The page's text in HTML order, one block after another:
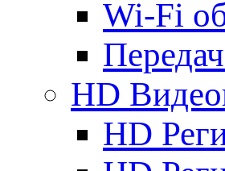
Wi-Fi
HD
HD